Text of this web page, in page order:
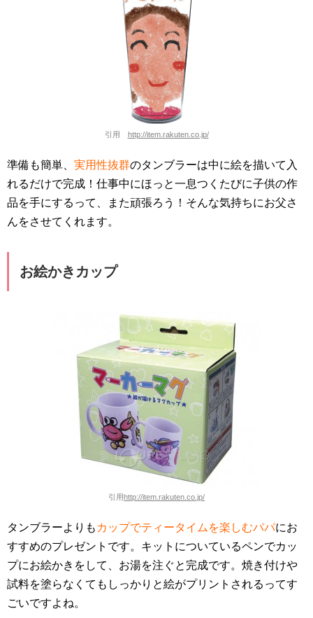
引用 http://item.rakuten.co.jp/
準備も簡単、 実用性抜群のタンブラーは中に絵を描いて入
れるだけで完成！仕事中にほっと一息つくたびに子供の作
品を手にするって、また頑張ろう！そんな気持ちにお父さ
んをさせてくれます。
お絵かきカップ
引用http://item.rakuten.co.jp/
タンブラーよりも カップでティータイムを楽しむパパにお
すすめのプレゼントです。キットについているペンでカッ
プにお絵かきをして、お湯を注ぐと完成です。焼き付けや
試料を塗らなくてもしっかりと絵がプリントされるってす
ごいですよね。